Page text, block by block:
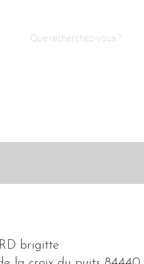
brigitte